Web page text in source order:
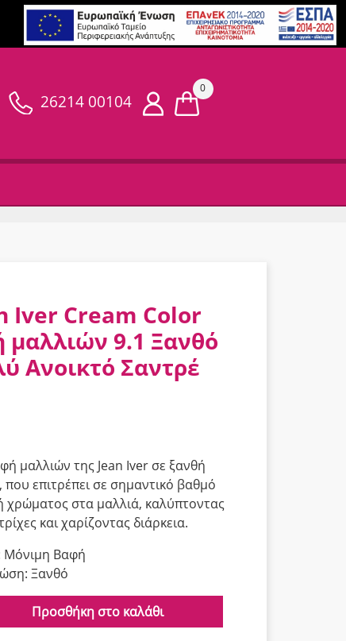
26214 00104
0
Iver Cream Color
μαλλιών 9.1 Ξανθό
Ανοικτό Σαντρέ
μαλλιών της Jean Iver σε ξανθή
επιτρέπει σε σημαντικό βαθμό
χρώματος στα μαλλιά, καλύπτοντας
και χαρίζοντας διάρκεια.
Μόνιμη Βαφή
Ξανθό
Προσθήκη στο καλάθι